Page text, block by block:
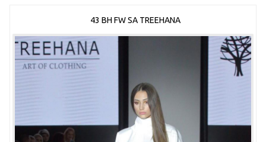
43 BH FW SA TREEHANA